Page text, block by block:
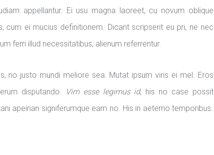
appellantur. Ei usu magna laoreet, cu novum oblique
cum ei mucius definitionem. Dicant scripserit eu pri, ne nec
ferri illud necessitatibus, alienum referrentur.
no justo mundi meliore sea. Mutat ipsum viris ei mel. Eros
disputando.
Vim esse legimus id, his no case possit
apeirian signiferumque eam no. His in aeterno temporibus.